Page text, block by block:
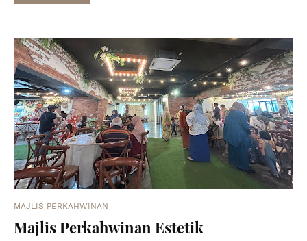
MAJLIS PERKAHWINAN
Majlis Perkahwinan Estetik